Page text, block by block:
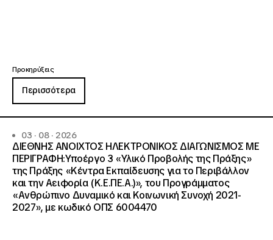
Προκηρύξεις
Περισσότερα
03 · 08 · 2026
ΔΙΕΘΝΗΣ ΑΝΟΙΧΤΟΣ ΗΛΕΚΤΡΟΝΙΚΟΣ ΔΙΑΓΩΝΙΣΜΟΣ ΜΕ
ΠΕΡΙΓΡΑΦΗ:Υποέργο 3 «Υλικό Προβολής της Πράξης»
της Πράξης «Κέντρα Εκπαίδευσης για το Περιβάλλον
και την Αειφορία (Κ.Ε.ΠΕ.Α.)», του Προγράμματος
«Ανθρώπινο Δυναμικό και Κοινωνική Συνοχή 2021-
2027», με κωδικό ΟΠΣ 6004470